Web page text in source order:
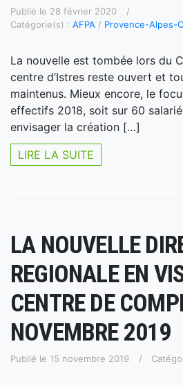
Publié le 28 février 2020
Catégorie(s) : AFPA / Provence-Alpes-
La nouvelle est tombée lors du
centre d’Istres reste ouvert et
maintenus. Mieux encore, le
effectifs 2018, soit sur 60
envisager la création […]
LIRE LA SUITE
LA NOUVELLE
REGIONALE EN
CENTRE DE
NOVEMBRE 2019
Publié le 15 novembre 2019